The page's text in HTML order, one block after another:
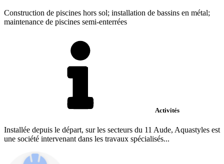
Construction de piscines hors sol; installation de bassins en métal;
maintenance de piscines semi-enterrées
Activités
Installée depuis le départ, sur les secteurs du 11 Aude, Aquastyles est
une société intervenant dans les travaux spécialisés...